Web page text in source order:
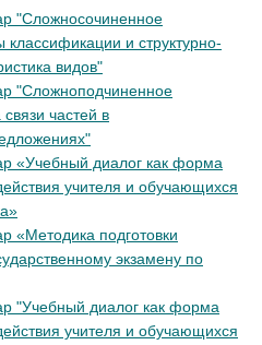
"Сложносочиненное
и структурно-
видов"
"Сложноподчиненное
частей в
«Учебный диалог как форма
учителя и обучающихся
«Методика подготовки
экзамену по
"Учебный диалог как форма
учителя и обучающихся